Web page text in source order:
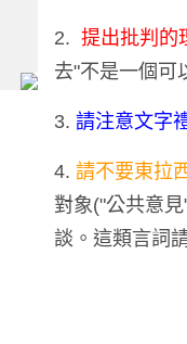
2. 提出批判的
去"不是一個可
3. 請注意文字
4. 請不要東拉
對象("公共意
談。這類言詞